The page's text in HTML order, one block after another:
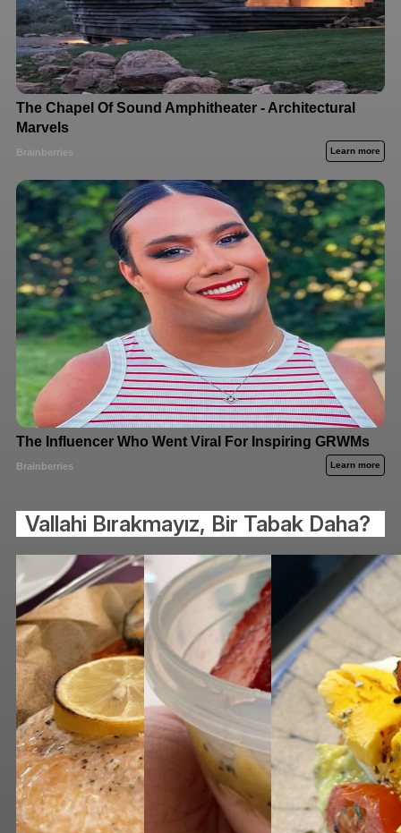
Vallahi Bırakmayız, Bir Tabak Daha?